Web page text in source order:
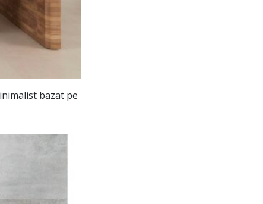
bazat pe